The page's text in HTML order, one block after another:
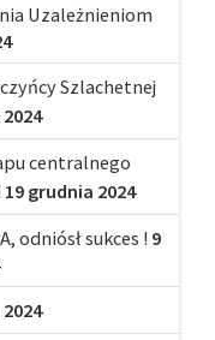
Uzależnieniom
Szlachetnej
centralnego
19 grudnia 2024
odniósł sukces ! 9